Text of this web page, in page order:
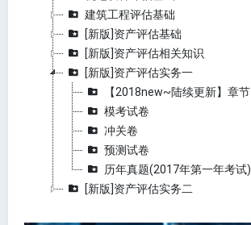
建筑工程评估基础
[新版]资产评估基础
[新版]资产评估相关知识
[新版]资产评估实务一
【2018new~陆续更新】章
模考试卷
冲关卷
预测试卷
历年真题(2017年第一年考试)
[新版]资产评估实务二